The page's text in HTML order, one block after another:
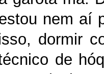
nem aí
dormir
de